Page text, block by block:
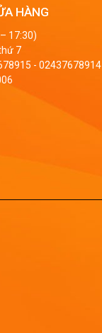
HÀNG
17:30)
7
- 02437678914